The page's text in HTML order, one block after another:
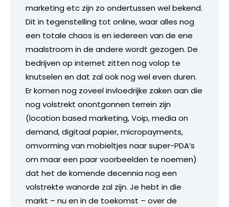
marketing etc zijn zo ondertussen wel bekend.
Dit in tegenstelling tot online, waar alles nog
een totale chaos is en iedereen van de ene
maalstroom in de andere wordt gezogen. De
bedrijven op internet zitten nog volop te
knutselen en dat zal ook nog wel even duren.
Er komen nog zoveel invloedrijke zaken aan die
nog volstrekt onontgonnen terrein zijn
(location based marketing, Voip, media on
demand, digitaal papier, micropayments,
omvorming van mobieltjes naar super-PDA’s
om maar een paar voorbeelden te noemen)
dat het de komende decennia nog een
volstrekte wanorde zal zijn. Je hebt in die
markt – nu en in de toekomst – over de